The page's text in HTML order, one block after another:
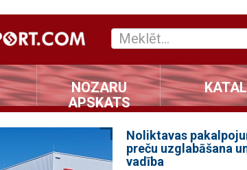
NOZARU
APSKATS
Noliktavas
preču uzglabāšana
vadība